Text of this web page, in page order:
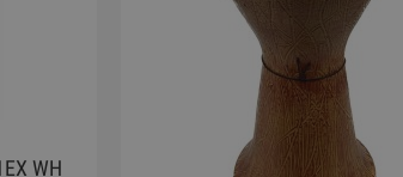
WH Magadi M10-1 Moon Kalimba